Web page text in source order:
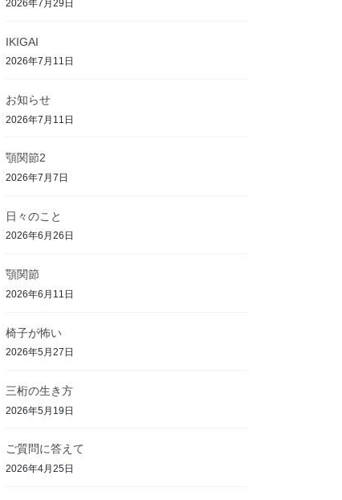
2026年7月29日
IKIGAI
2026年7月11日
お知らせ
2026年7月11日
顎関節2
2026年7月7日
日々のこと
2026年6月26日
顎関節
2026年6月11日
椅子が怖い
2026年5月27日
三桁の生き方
2026年5月19日
ご質問に答えて
2026年4月25日